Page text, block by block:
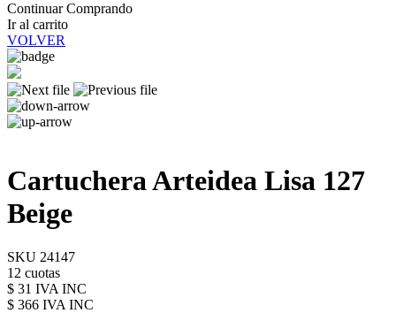
Continuar Comprando
Ir al carrito
VOLVER
Cartuchera Arteidea Lisa 127
Beige
SKU 24147
12 cuotas
$ 31 IVA INC
$ 366 IVA INC